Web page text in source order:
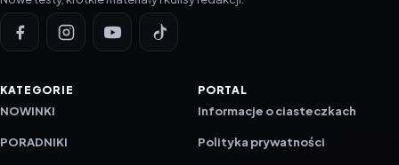
KATEGORIE
NOWINKI
PORADNIKI
PORTAL
Informacje o ciasteczkach
Polityka prywatności